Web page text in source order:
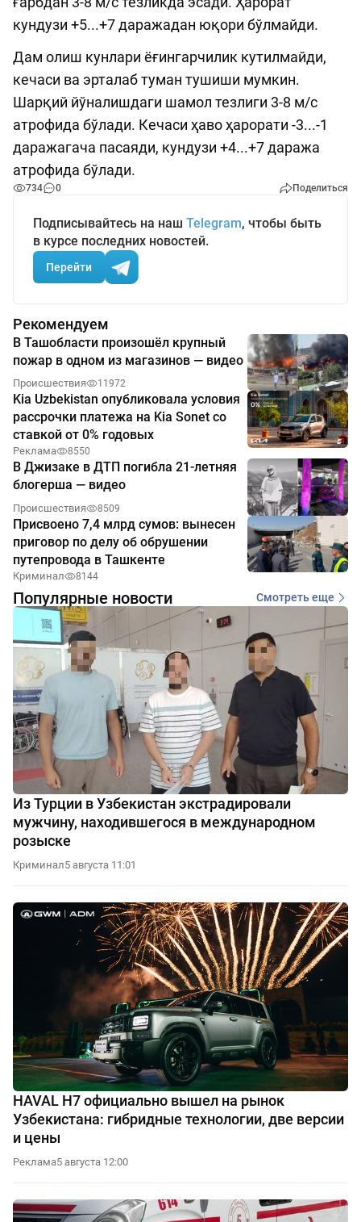
кундузи +5...+7 даражадан юқори бўлмайди.
Дам олиш кунлари ёғингарчилик кутилмайди,
кечаси ва эрталаб туман тушиши мумкин.
Шарқий йўналишдаги шамол тезлиги 3-8 м/с
атрофида бўлади. Кечаси ҳаво ҳарорати -3...-1
даражагача пасаяди, кундузи +4...+7 даража
атрофида бўлади.
734 0 Поделиться
Подписывайтесь на наш Telegram, чтобы быть
в курсе последних новостей.
Перейти
Рекомендуем
В Ташобласти произошёл крупный
пожар в одном из магазинов — видео
Происшествия 11972
Kia Uzbekistan опубликовала условия
рассрочки платежа на Kia Sonet со
ставкой от 0% годовых
Реклама 8550
В Джизаке в ДТП погибла 21-летняя
блогерша — видео
Происшествия 8509
Присвоено 7,4 млрд сумов: вынесен
приговор по делу об обрушении
путепровода в Ташкенте
Криминал 8144
Популярные новости Смотреть еще
Из Турции в Узбекистан экстрадировали
мужчину, находившегося в международном
розыске
Криминал5 августа 11:01
HAVAL H7 официально вышел на рынок
Узбекистана: гибридные технологии, две версии
и цены
Реклама5 августа 12:00